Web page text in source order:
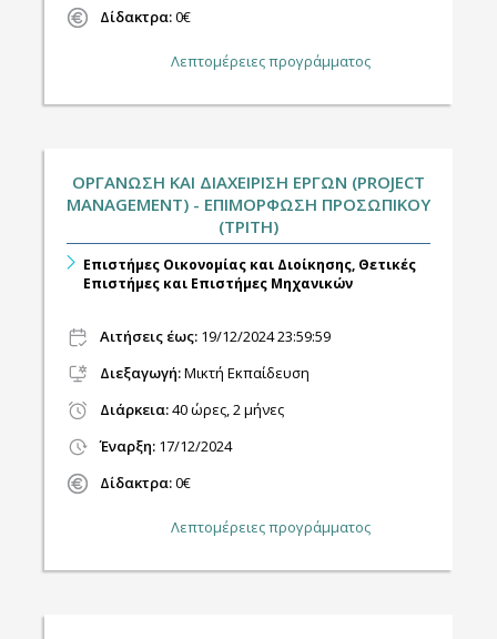
Δίδακτρα:0€
Λεπτομέρειες προγράμματος
ΟΡΓΑΝΩΣΗ ΚΑΙ ΔΙΑΧΕΙΡΙΣΗ ΕΡΓΩΝ (PROJECT
MANAGEMENT) - ΕΠΙΜΟΡΦΩΣΗ ΠΡΟΣΩΠΙΚΟΥ
(ΤΡΙΤΗ)
Επιστήμες Οικονομίας και Διοίκησης, Θετικές
Επιστήμες και Επιστήμες Μηχανικών
Αιτήσεις έως: 19/12/2024 23:59:59
Διεξαγωγή:Μικτή Εκπαίδευση
Διάρκεια:40 ώρες, 2 μήνες
Έναρξη: 17/12/2024
Δίδακτρα:0€
Λεπτομέρειες προγράμματος